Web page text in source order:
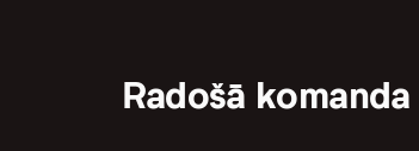
Radošā komanda